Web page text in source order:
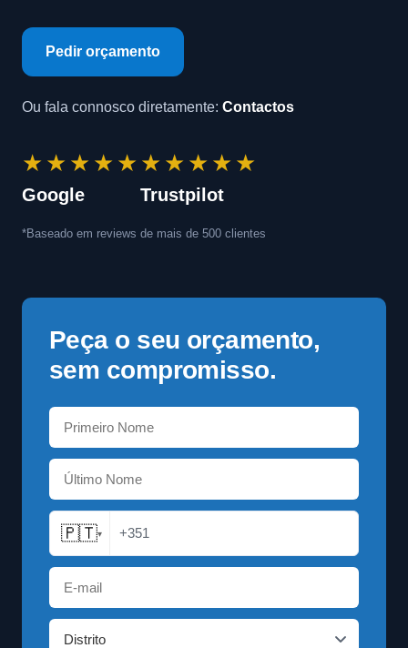
Pedir orçamento
Ou fala connosco diretamente: Contactos
★★★★★
Google
★★★★★
Trustpilot
*Baseado em reviews de mais de 500 clientes
Peça o seu orçamento,
sem compromisso.
🇵🇹▾ +351